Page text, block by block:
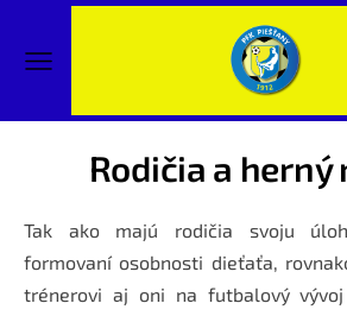
Rodičia a herný
Tak ako majú rodičia svoju
formovaní osobnosti dieťaťa,
trénerovi aj oni na futbalový